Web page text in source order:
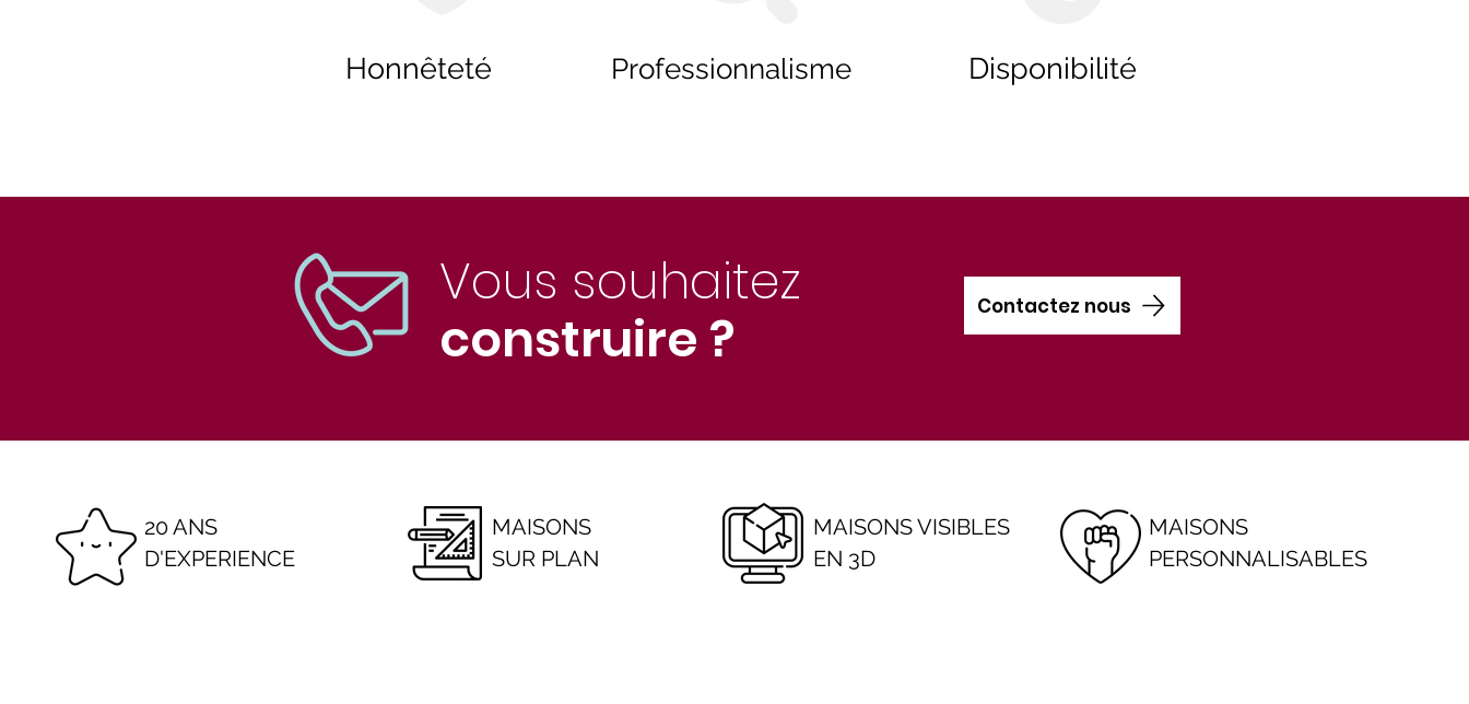
Honnêteté Professionnalisme Disponibilité
Vous souhaitez
construire ?
Contactez nous
20 ANS
D'EXPERIENCE
MAISONS
SUR PLAN
MAISONS VISIBLES
EN 3D
MAISONS
PERSONNALISABLES